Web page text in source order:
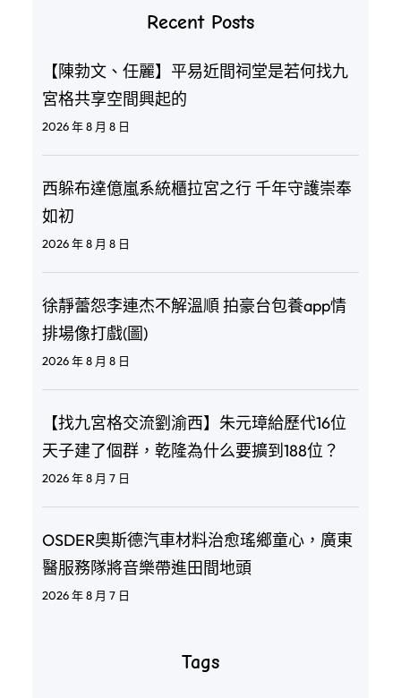
Recent Posts
【陳勃文、任麗】平易近間祠堂是若何找九
宮格共享空間興起的
2026 年 8 月 8 日
西躲布達億嵐系統櫃拉宮之行 千年守護崇奉
如初
2026 年 8 月 8 日
徐靜蕾怨李連杰不解溫順 拍豪台包養app情
排場像打戲(圖)
2026 年 8 月 8 日
【找九宮格交流劉渝西】朱元璋給歷代16位
天子建了個群，乾隆為什么要擴到188位？
2026 年 8 月 7 日
OSDER奧斯德汽車材料治愈瑤鄉童心，廣東
醫服務隊將音樂帶進田間地頭
2026 年 8 月 7 日
Tags